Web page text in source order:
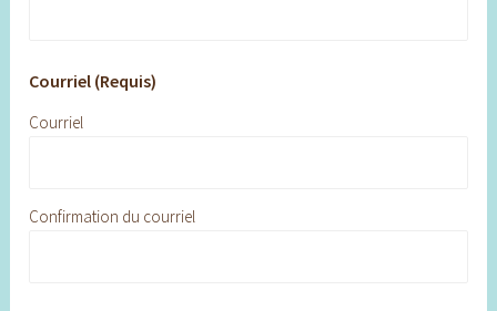
Courriel (Requis)
Courriel
Confirmation du courriel